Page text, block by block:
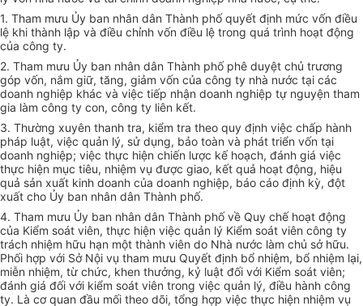
1. Tham mưu Ủy ban nhân dân Thành phố quyết định mức vốn điều
lệ khi thành lập và điều chỉnh vốn điều lệ trong quá trình hoạt động
của công ty.
2. Tham mưu Ủy ban nhân dân Thành phố phê duyệt chủ trương
góp vốn, nắm giữ, tăng, giảm vốn của công ty nhà nước tại các
doanh nghiệp khác và việc tiếp nhận doanh nghiệp tự nguyện tham
gia làm công ty con, công ty liên kết.
3. Thường xuyên thanh tra, kiểm tra theo quy định việc chấp hành
pháp luật, việc quản lý, sử dụng, bảo toàn và phát triển vốn tại
doanh nghiệp; việc thực hiện chiến lược kế hoạch, đánh giá việc
thực hiện mục tiêu, nhiệm vụ được giao, kết quả hoạt động, hiệu
quả sản xuất kinh doanh của doanh nghiệp, báo cáo định kỳ, đột
xuất cho Ủy ban nhân dân Thành phố.
4. Tham mưu Ủy ban nhân dân Thành phố về Quy chế hoạt động
của Kiểm soát viên, thực hiện việc quản lý Kiểm soát viên công ty
trách nhiệm hữu hạn một thành viên do Nhà nước làm chủ sở hữu.
Phối hợp với Sở Nội vụ tham mưu Quyết định bổ nhiệm, bổ nhiệm lại,
miễn nhiệm, từ chức, khen thưởng, kỷ luật đối với Kiểm soát viên;
đánh giá đối với kiểm soát viên trong việc quản lý, điều hành công
ty. Là cơ quan đầu mối theo dõi, tổng hợp việc thực hiện nhiệm vụ